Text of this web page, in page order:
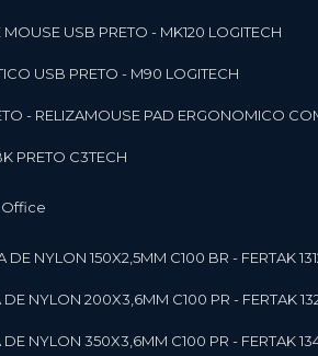
MOUSE USB PRETO - MK120 LOGITECH
USB PRETO - M90 LOGITECH
- RELIZA MOUSE PAD ERGONOMICO
PRETO C3TECH
Office
DE NYLON 150X2,5MM C100 BR - FERTAK
DE NYLON 200X3,6MM C100 PR - FERTAK
DE NYLON 350X3,6MM C100 PR - FERTAK